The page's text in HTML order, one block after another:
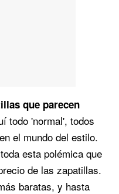
que parecen
todo 'normal', todos
el mundo del estilo.
esta polémica que
de las zapatillas.
baratas, y hasta